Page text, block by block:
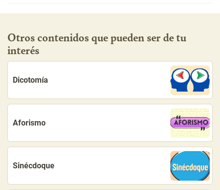
Otros contenidos que pueden ser de tu
interés
Dicotomía
Aforismo
Sinécdoque